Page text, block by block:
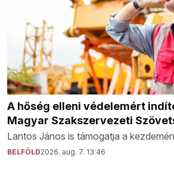
A hőség elleni védelemért
Magyar Szakszervezeti
Lantos János is támogatja a
BELFÖLD2026. aug. 7. 13:46